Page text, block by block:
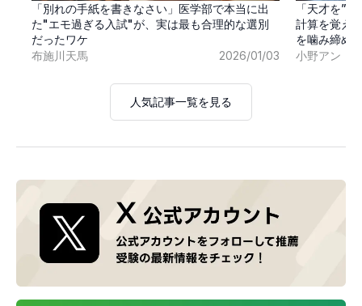
「別れの手紙を書きなさい」医学部で本当に出
た"エモ過ぎる入試"が、実は最も合理的な選別
だったワケ
布施川天馬
2026/01/03
「天才を”
計算を覚え
を噛み締め
小野アン
人気記事一覧を見る